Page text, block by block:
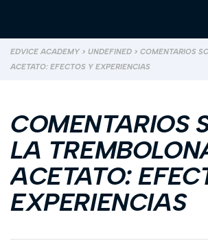
EDVICE ACADEMY > UNDEFINED > COMENTARIOS
ACETATO: EFECTOS Y EXPERIENCIAS
COMENTARIOS
LA
ACETATO:
EXPERIENCIAS